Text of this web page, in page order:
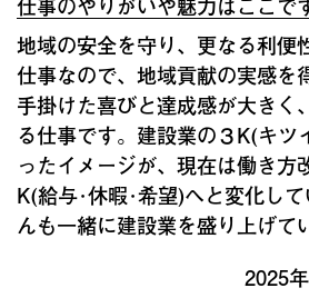
仕事のやりがいや魅力はここで
地域の安全を守り、更なる利便
仕事なので、地域貢献の実感を
手掛けた喜びと達成感が大きく
る仕事です。建設業の３K(キツ
ったイメージが、現在は働き方
K(給与･休暇･希望)へと変化し
んも一緒に建設業を盛り上げて
2025